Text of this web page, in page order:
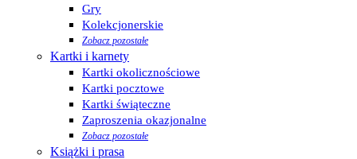
Gry
Kolekcjonerskie
Zobacz pozostałe
Kartki i karnety
Kartki okolicznościowe
Kartki pocztowe
Kartki świąteczne
Zaproszenia okazjonalne
Zobacz pozostałe
Książki i prasa